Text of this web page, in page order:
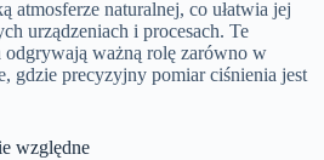
atmosferze naturalnej, co ułatwia jej
urządzeniach i procesach. Te
ważną rolę zarówno w
gdzie precyzyjny pomiar ciśnienia jest
względne